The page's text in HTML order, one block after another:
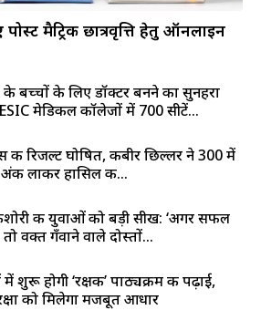
मैट्रिक छात्रवृत्ति हेतु ऑनलाइन
के बच्चों के लिए डॉक्टर बनने का सुनहरा
मेडिकल कॉलेजों में 700 सीटें...
की रिजल्ट घोषित, कबीर छिल्लर ने 300 में
लाकर हासिल की...
की युवाओं को बड़ी सीख: ‘अगर सफल
तो वक्त गँवाने वाले दोस्तों...
शुरू होगी ‘रक्षक’ पाठ्यक्रम की पढ़ाई,
को मिलेगा मजबूत आधार